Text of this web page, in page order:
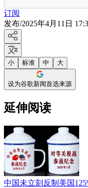
订阅
发布/2025年4月11日
小 标准 中 大
设为谷歌新闻首选来源
延伸阅读
中国未立刻反制美国